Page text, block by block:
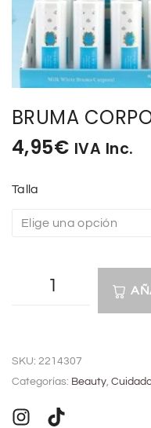
BRUMA
4,95€ IVA Inc.
Talla
t
e
r
SKU: 2214307
Categorías: Beauty